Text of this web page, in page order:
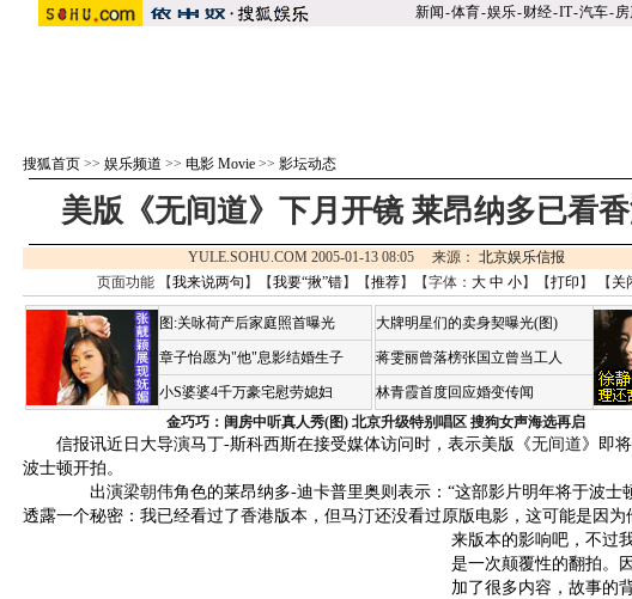
新闻-体育-娱乐-财经-IT-汽车-
搜狐首页 >> 娱乐频道 >> 电影 Movie >> 影坛动态
美版《无间道》下月开镜 莱昂纳多已看
YULE.SOHU.COM 2005-01-13 08:05 来源： 北京娱乐信报
页面功能 【我来说两句 】【我要“揪”错】【推荐】【字体： 大 中 小】【打印 】 【 关
图:关咏荷产后家庭照首曝光
章子怡愿为"他"息影结婚生子
小S婆婆4千万豪宅慰劳媳妇
大牌明星们的卖身契曝光(图)
蒋雯丽曾落榜张国立曾当工人
林青霞首度回应婚变传闻
金巧巧：闺房中听真人秀(图) 北京升级特别唱区 搜狗女声海选再启
信报讯近日大导演马丁-斯科西斯在接受媒体访问时，表示美版《无间道》即
波士顿开拍。
出演梁朝伟角色的莱昂纳多-迪卡普里奥则表示：“这部影片明年将于波士
透露一个秘密：我已经看过了香港版本，但马汀还没看过原版电影，这可能是因为
来版本的影响吧，不过
是一次颠覆性的翻拍。
加了很多内容，故事的